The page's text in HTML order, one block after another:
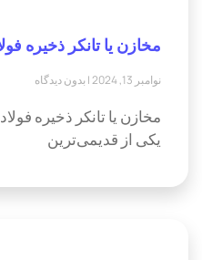
مخازن یا تانکر ذخیره
نوامبر 13, 2024 بدون دیدگاه
مخازن یا تانکر ذخیره
یکی از قدیمی‌ترین